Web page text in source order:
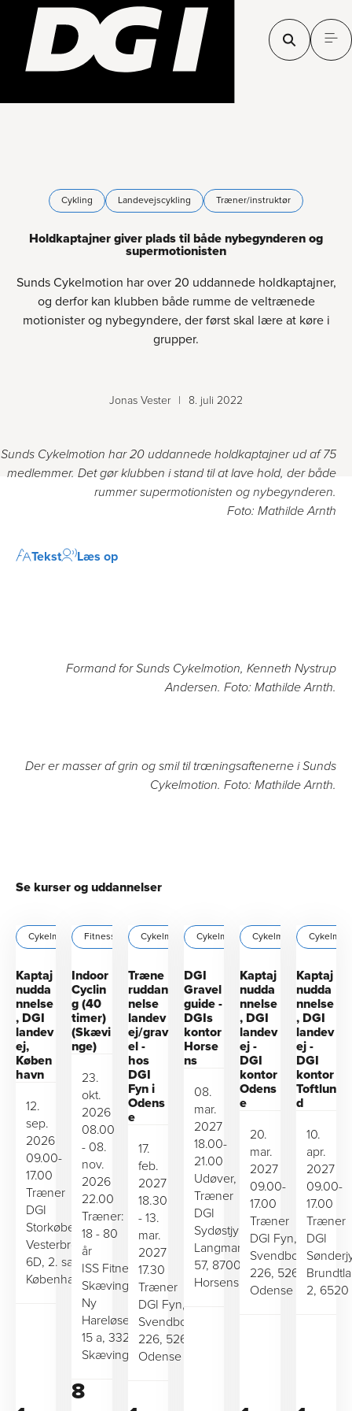
Cykling Landevejscykling Træner/instruktør
Holdkaptajner giver plads til både nybegynderen og
supermotionisten
Sunds Cykelmotion har over 20 uddannede holdkaptajner,
og derfor kan klubben både rumme de veltrænede
motionister og nybegyndere, der først skal lære at køre i
grupper.
Jonas Vester | 8. juli 2022
Sunds Cykelmotion har 20 uddannede holdkaptajner ud af 75
medlemmer. Det gør klubben i stand til at lave hold, der både
rummer supermotionisten og nybegynderen.
Foto: Mathilde Arnth
Tekst Læs op
Formand for Sunds Cykelmotion, Kenneth Nystrup
Andersen. Foto: Mathilde Arnth.
Der er masser af grin og smil til træningsaftenerne i Sunds
Cykelmotion. Foto: Mathilde Arnth.
Se kurser og uddannelser
Cykelmotion
Kaptaj
nudda
nnelse
, DGI
landev
ej,
Køben
havn
12.
sep.
2026
09.00-
17.00
Træner
DGI
Storkøbenhavn,
Vesterbrogade
6D, 2. sal, 1620
København V
Fitness Cykelmotion
Indoor
Cyclin
g (40
timer)
(Skævi
nge)
23.
okt.
2026
08.00
- 08.
nov.
2026
22.00
Træner:
18 - 80
år
ISS Fitness
Skævinge,
Ny
Hareløsevej
15 a, 3320
Skævinge
8
Cykelmotion
Træne
ruddan
nelse
landev
ej/grav
el -
hos
DGI
Fyn i
Odens
e
17.
feb.
2027
18.30
- 13.
mar.
2027
17.30
Træner
DGI Fyn,
Svendborgvej
226, 5260
Odense S
Cykelmotion
DGI
Gravel
guide -
DGIs
kontor
Horse
ns
08.
mar.
2027
18.00-
21.00
Udøver,
Træner
DGI
Sydøstjylland,
Langmarksvej
57, 8700
Horsens
Cykelmotion
Kaptaj
nudda
nnelse
, DGI
landev
ej -
DGI
kontor
Odens
e
20.
mar.
2027
09.00-
17.00
Træner
DGI Fyn,
Svendborgvej
226, 5260
Odense S
Kaptaj
nudda
nnelse
, DGI
landev
ej -
DGI
kontor
Toftlun
d
10.
apr.
2027
09.00-
17.00
Træner
DGI
2, 6520